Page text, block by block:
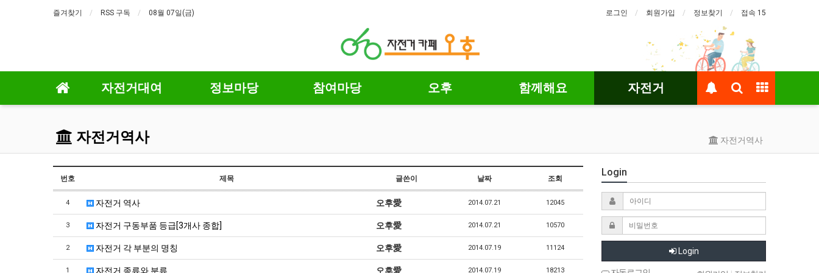
즐겨찾기 RSS 구독 08월 07일(금) 로그인 회원가입 정보찾기 접속 15
자전거대여 정보마당 참여마당 오후 함께해요 자전거
자전거역사 자전거역사
번호 제목 글쓴이 날짜 조회
4 자전거 역사 오후愛 2014.07.21 12045
3 자전거 구동부품 등급[3개사 종합] 오후愛 2014.07.21 10570
2 자전거 각 부분의 명칭 오후愛 2014.07.19 11124
1 자전거 종류와 분류 오후愛 2014.07.19 18213
Login
Login